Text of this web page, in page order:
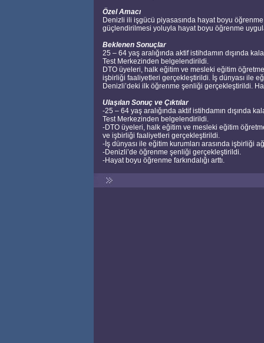
Özel Amacı
Denizli ili işgücü piyasasında hayat boyu öğrenme
güçlendirilmesi yoluyla hayat boyu öğrenme
Beklenen Sonuçlar
25 – 64 yaş aralığında aktif istihdamın dışında
Test Merkezinden belgelendirildi.
DTO üyeleri, halk eğitim ve mesleki eğitim
işbirliği faaliyetleri gerçekleştirildi. İş dünyası ile
Denizli’deki ilk öğrenme şenliği gerçekleştirildi.
Ulaşılan Sonuç ve Çıktılar
-25 – 64 yaş aralığında aktif istihdamın dışında
Test Merkezinden belgelendirildi.
-DTO üyeleri, halk eğitim ve mesleki eğitim
ve işbirliği faaliyetleri gerçekleştirildi.
-İş dünyası ile eğitim kurumları arasında işbirliği
-Denizli’de öğrenme şenliği gerçekleştirildi.
-Hayat boyu öğrenme farkındalığı arttı.